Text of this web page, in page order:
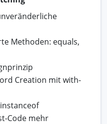
Methoden: equals,
Creation mit with-
Code mehr